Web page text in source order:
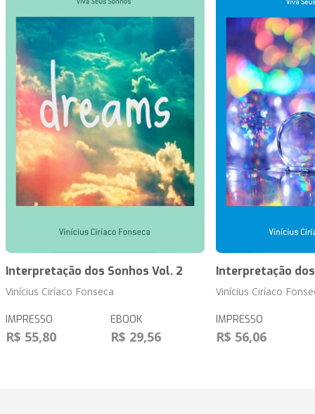
Interpretação dos Sonhos Vol. 2
Vinícius Ciríaco Fonseca
IMPRESSO
R$ 55,80
EBOOK
R$ 29,56
Interpretação
Vinícius Ciríaco
IMPRESSO
R$ 56,06